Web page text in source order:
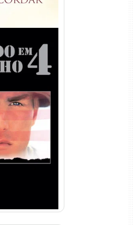
4 de Julho
DL 1080p